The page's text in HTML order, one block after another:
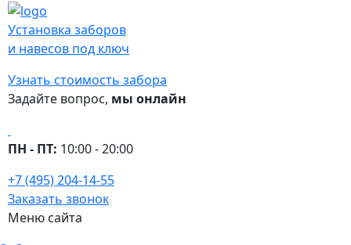
Установка заборов
и навесов под ключ
Узнать стоимость забора
Задайте вопрос, мы онлайн
ПН - ПТ: 10:00 - 20:00
+7 (495) 204-14-55
Заказать звонок
Меню сайта